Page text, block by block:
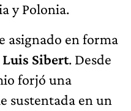
y Polonia.
asignado en forma
Sibert. Desde
forjó una
sustentada en un